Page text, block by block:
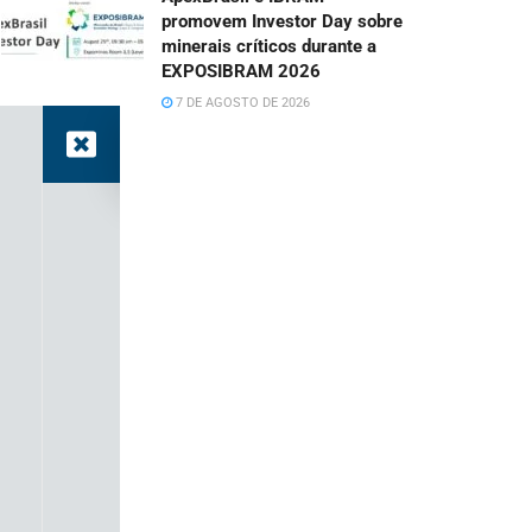
promovem Investor Day sobre
minerais críticos durante a
EXPOSIBRAM 2026
7 DE AGOSTO DE 2026